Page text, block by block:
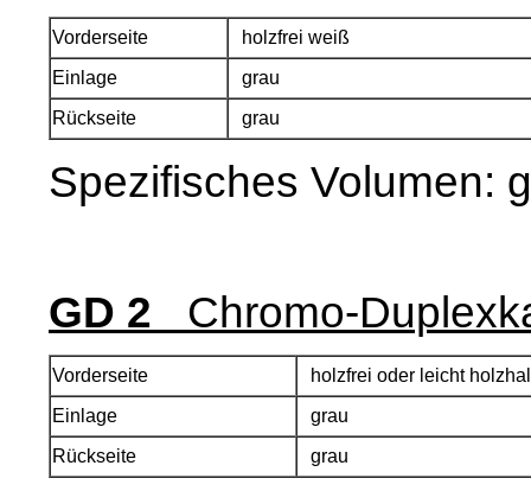
Vorderseite
holzfrei weiß
Einlage
grau
Rückseite
grau
Spezifisches Volumen:
GD 2 Chromo-
Vorderseite
holzfrei oder leicht
Einlage
grau
Rückseite
grau